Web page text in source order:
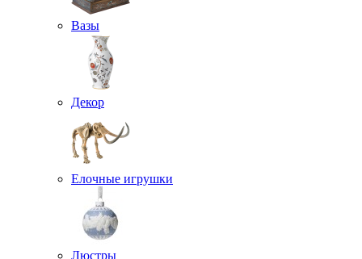
Вазы
Декор
Елочные игрушки
Люстры